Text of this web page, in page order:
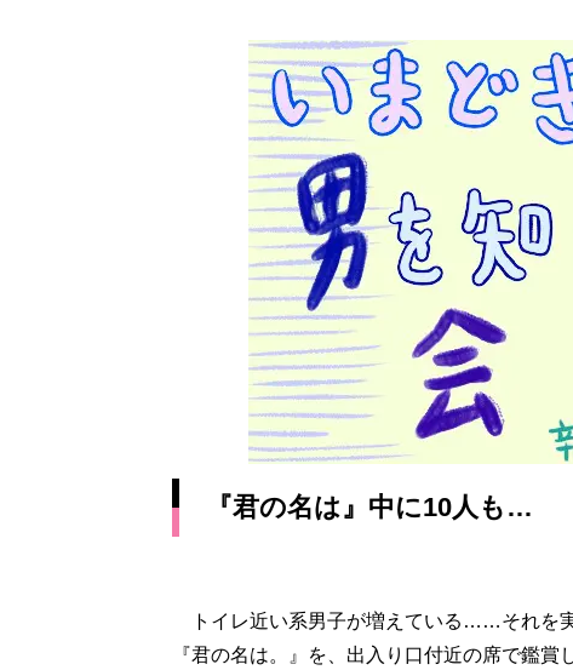
『君の名は』中に10人も…
トイレ近い系男子が増えている……それを
『君の名は。』を、出入り口付近の席で鑑